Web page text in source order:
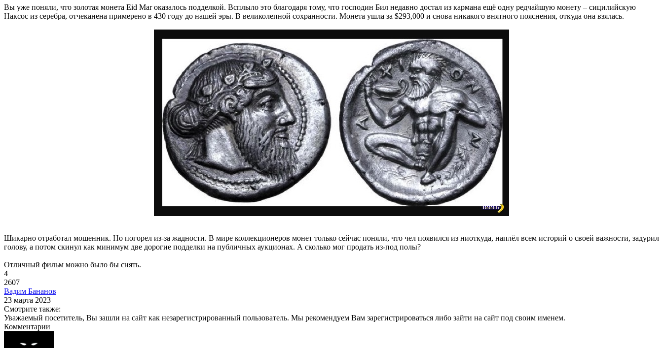
Вы уже поняли, что золотая монета Eid Mar оказалось подделкой. Всплыло это благодаря тому, что господин Бил недавно достал из кармана ещё одну редчайшую монету – сицилийскую
Наксос из серебра, отчеканена примерено в 430 году до нашей эры. В великолепной сохранности. Монета ушла за $293,000 и снова никакого внятного пояснения, откуда она взялась.
Шикарно отработал мошенник. Но погорел из-за жадности. В мире коллекционеров монет только сейчас поняли, что чел появился из ниоткуда, наплёл всем историй о своей важности, задурил
голову, а потом скинул как минимум две дорогие подделки на публичных аукционах. А сколько мог продать из-под полы?
Отличный фильм можно было бы снять.
4
2607
Вадим Бананов
23 марта 2023
Смотрите также:
Уважаемый посетитель, Вы зашли на сайт как незарегистрированный пользователь. Мы рекомендуем Вам зарегистрироваться либо зайти на сайт под своим именем.
Комментарии